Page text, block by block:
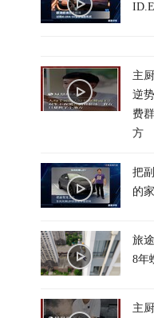
主
逆
费
方
把
的
旅
8年
主